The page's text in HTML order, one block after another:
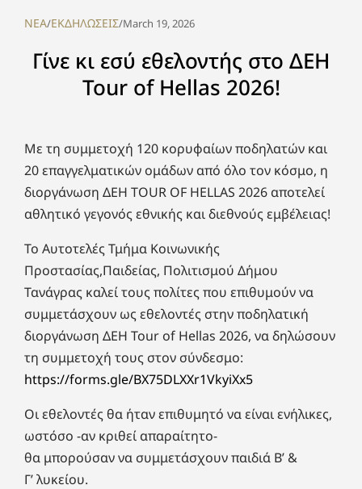
NEA/ΕΚΔΗΛΩΣΕΙΣ/March 19, 2026
Γίνε κι εσύ εθελοντής στο ΔΕΗ
Tour of Hellas 2026!
Με τη συμμετοχή 120 κορυφαίων ποδηλατών και
20 επαγγελματικών ομάδων από όλο τον κόσμο, η
διοργάνωση ΔΕΗ TOUR OF HELLAS 2026 αποτελεί
αθλητικό γεγονός εθνικής και διεθνούς εμβέλειας!
Το Αυτοτελές Τμήμα Κοινωνικής
Προστασίας,Παιδείας, Πολιτισμού Δήμου
Τανάγρας καλεί τους πολίτες που επιθυμούν να
συμμετάσχουν ως εθελοντές στην ποδηλατική
διοργάνωση ΔΕΗ Tour of Hellas 2026, να δηλώσουν
τη συμμετοχή τους στον σύνδεσμο:
https://forms.gle/BX75DLXXr1VkyiXx5
Οι εθελοντές θα ήταν επιθυμητό να είναι ενήλικες,
ωστόσο -αν κριθεί απαραίτητο-
θα μπορούσαν να συμμετάσχουν παιδιά Β’ &
Γ’ λυκείου.